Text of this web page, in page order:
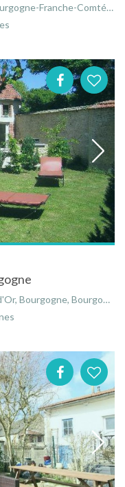
Franche-Comté, France
Franche-Comté, France